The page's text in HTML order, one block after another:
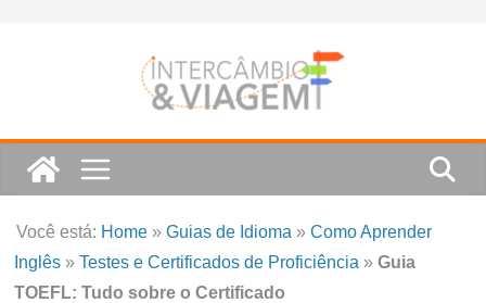
Você está: Home »Guias de Idioma »Como Aprender
Inglês »Testes e Certificados de Proficiência »Guia
TOEFL: Tudo sobre o Certificado